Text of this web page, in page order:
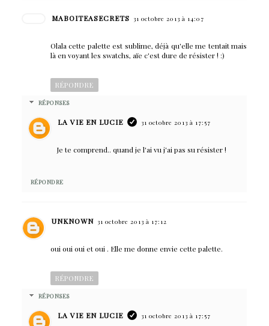
MABOITEASECRETS 31 octobre 2013 à 14:07
Olala cette palette est sublime, déjà qu'elle me tentait mais
là en voyant les swatchs, aïe c'est dure de résister ! :)
RÉPONDRE
RÉPONSES
LA VIE EN LUCIE 31 octobre 2013 à 17:57
Je te comprend.. quand je l'ai vu j'ai pas su résister !
RÉPONDRE
UNKNOWN 31 octobre 2013 à 17:12
oui oui oui et oui . Elle me donne envie cette palette.
RÉPONDRE
RÉPONSES
LA VIE EN LUCIE 31 octobre 2013 à 17:57